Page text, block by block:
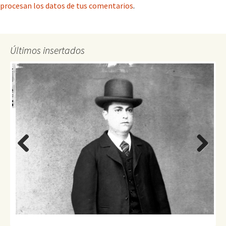
procesan los datos de tus comentarios.
Últimos insertados
Previo